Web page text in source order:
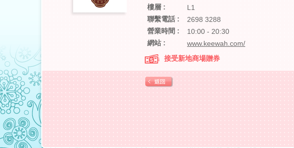
樓層 :
L1
聯繫電話 :
2698 3288
營業時間 :
10:00 - 20:30
網站 :
www.keewah.com/
接受新地商場贈券